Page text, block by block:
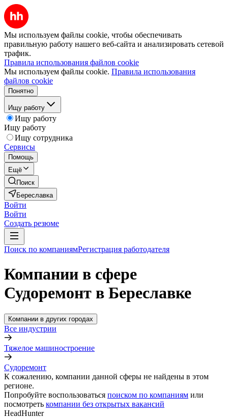
Мы используем файлы cookie, чтобы обеспечивать
правильную работу нашего веб-сайта и анализировать сетевой
трафик.
Правила использования файлов cookie
Мы используем файлы cookie. Правила использования
файлов cookie
Понятно
Ищу работу
Ищу работу
Ищу работу
Ищу сотрудника
Сервисы
Помощь
Ещё
Поиск
Береславка
Войти
Войти
Создать резюме
Поиск по компаниямРегистрация работодателя
Компании в сфере
Судоремонт в Береславке
Компании в других городах
Все индустрии
Тяжелое машиностроение
Судоремонт
К сожалению, компании данной сферы не найдены в этом
регионе.
Попробуйте воспользоваться поиском по компаниям или
посмотреть компании без открытых вакансий
HeadHunter